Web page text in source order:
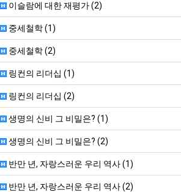
이슬람에 대한 재평가 (2)
중세철학 (1)
중세철학 (2)
링컨의 리더십 (1)
링컨의 리더십 (2)
생명의 신비 그 비밀은? (1)
생명의 신비 그 비밀은? (2)
반만 년, 자랑스러운 우리 역사 (1)
반만 년, 자랑스러운 우리 역사 (2)